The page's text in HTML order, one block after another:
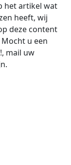
het artikel wat
heeft, wij
deze content
u een
mail uw